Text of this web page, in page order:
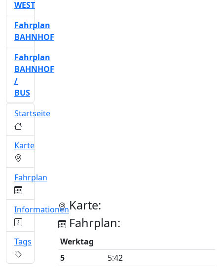
Karte:
Fahrplan:
Werktag
5
5:42
WEST
Fahrplan
BAHNHOF
Fahrplan
BAHNHOF
/
BUS
Startseite
Karte
Fahrplan
Informationen
Tags